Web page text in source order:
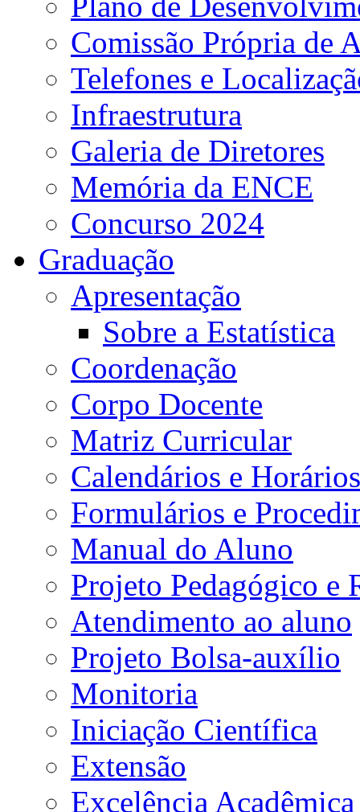
Comissão Própria de
Telefones e
Infraestrutura
Galeria de Diretores
Memória da ENCE
Concurso 2024
Graduação
Apresentação
Sobre a Estatística
Coordenação
Corpo Docente
Matriz Curricular
Calendários e Horários
Formulários e
Manual do Aluno
Projeto Pedagógico e
Atendimento ao aluno
Projeto Bolsa-auxílio
Monitoria
Iniciação Científica
Extensão
Excelência Acadêmica